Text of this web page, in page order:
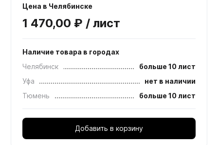
Цена в Челябинске
1 470,00 ₽ / лист
Наличие товара в городах
Челябинск
больше 10 лист
Уфа
нет в наличии
Тюмень
больше 10 лист
Добавить в корзину